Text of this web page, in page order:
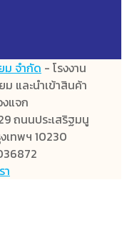
ม จำกัด - โรงงาน
และนำเข้าสินค้า
แจก
ถนนประเสริฐมนู
เทพฯ 10230
า